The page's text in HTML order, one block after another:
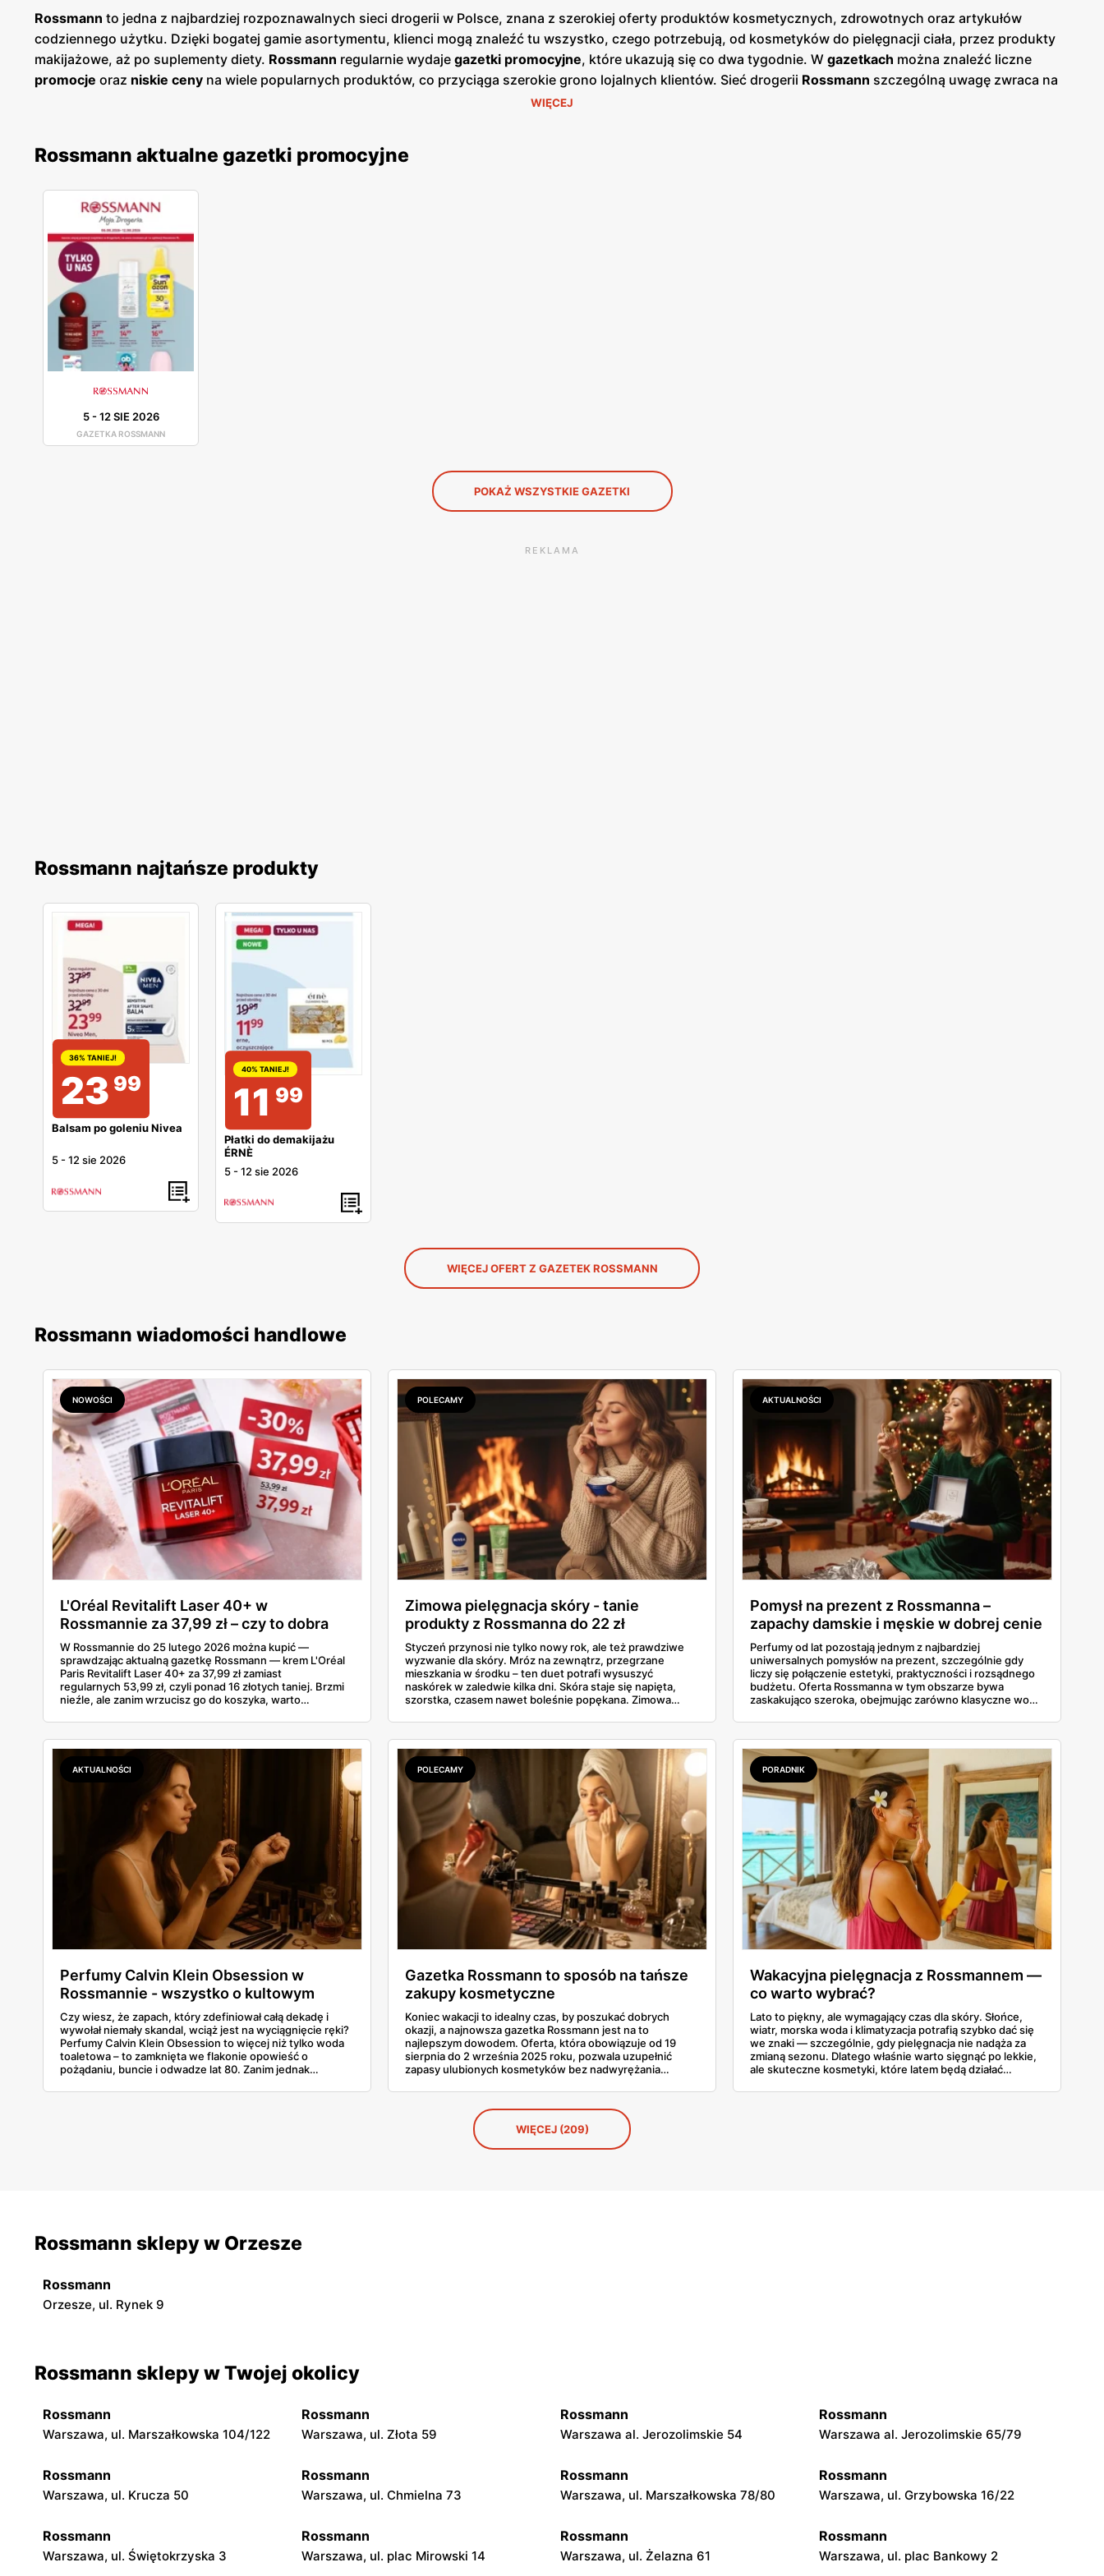
Rossmann to jedna z najbardziej rozpoznawalnych sieci drogerii w Polsce, znana z szerokiej oferty produktów kosmetycznych, zdrowotnych oraz artykułów
codziennego użytku. Dzięki bogatej gamie asortymentu, klienci mogą znaleźć tu wszystko, czego potrzebują, od kosmetyków do pielęgnacji ciała, przez produkty
makijażowe, aż po suplementy diety. Rossmann regularnie wydaje gazetki promocyjne, które ukazują się co dwa tygodnie. W gazetkach można znaleźć liczne
promocje oraz niskie ceny na wiele popularnych produktów, co przyciąga szerokie grono lojalnych klientów. Sieć drogerii Rossmann szczególną uwagę zwraca na
jakość i różnorodność oferowanych produktów. Asortyment obejmuje zarówno znane marki międzynarodowe, jak i lokalne, polskie produkty, co stanowi istotny
częstym akcjom promocyjnym, klienci mogą cieszyć się wysokiej jakości produktami w przystępnych cenach. Warto także wspomnieć o programie lojalnościowym
zarówno w dużych miastach, jak i mniejszych miejscowościach. Komfort zakupów podnosi także możliwość skorzystania z aplikacji mobilnej, która umożliwia
przeglądanie aktualnych
pozostaje liderem na rynku drogerii w Polsce.
WIĘCEJ
Rossmann aktualne gazetki promocyjne
5-12 SIE 2026
GAZETKA ROSSMANN
POKAŻ WSZYSTKIE GAZETKI
REKLAMA
Rossmann najtańsze produkty
36% TANIEJ!
23 99
Balsam po goleniu Nivea
5 -12 sie 2026
40% TANIEJ!
11 99
Płatki do demakijażu
ÉRNÈ
5 -12 sie 2026
WIĘCEJ OFERT Z GAZETEK ROSSMANN
Rossmann wiadomości handlowe
NOWOŚCI
L'Oréal Revitalift Laser 40+ w
Rossmannie za 37,99 zł – czy to dobra
okazja?
W Rossmannie do 25 lutego 2026 można kupić —
sprawdzając aktualną gazetkę Rossmann — krem L'Oréal
Paris Revitalift Laser 40+ za 37,99 zł zamiast
regularnych 53,99 zł, czyli ponad 16 złotych taniej. Brzmi
nieźle, ale zanim wrzucisz go do koszyka, warto
co oferuje rynek kremów przeciwzmarszczkowych 40+.
Bo czasem „promocja" to tylko lepiej opakowany zwykły
cennik.
POLECAMY
Zimowa pielęgnacja skóry - tanie
produkty z Rossmanna do 22 zł
Styczeń przynosi nie tylko nowy rok, ale też prawdziwe
wyzwanie dla skóry. Mróz na zewnątrz, przegrzane
mieszkania w środku – ten duet potrafi wysuszyć
naskórek w zaledwie kilka dni. Skóra staje się napięta,
szorstka, czasem nawet boleśnie popękana. Zimowa
gazetce Rossmanna (31.12.2025 - 07.01.2026) znajdziesz
sprawdzone kosmetyki poniżej 22 złotych, które
skutecznie ochronią dłonie, twarz, ciało i usta przed
skutkami mroźnej aury.
AKTUALNOŚCI
Pomysł na prezent z Rossmanna –
zapachy damskie i męskie w dobrej cenie
Perfumy od lat pozostają jednym z najbardziej
uniwersalnych pomysłów na prezent, szczególnie gdy
liczy się połączenie estetyki, praktyczności i rozsądnego
budżetu. Oferta Rossmanna w tym obszarze bywa
zaskakująco szeroka, obejmując zarówno klasyczne wody
zapachowe dla kobiet oraz mężczyzn. W aktualnych
promocjach pojawiają się marki dobrze znane, ale też
mniej oczywiste propozycje, które często sprawdzają się
właśnie w roli prezentu — neutralnego, a jednocześnie
niepozbawionego charakteru.
AKTUALNOŚCI
Perfumy Calvin Klein Obsession w
Rossmannie - wszystko o kultowym
zapachu
Czy wiesz, że zapach, który zdefiniował całą dekadę i
wywołał niemały skandal, wciąż jest na wyciągnięcie ręki?
Perfumy Calvin Klein Obsession to więcej niż tylko woda
toaletowa – to zamknięta we flakonie opowieść o
pożądaniu, buncie i odwadze lat 80. Zanim jednak
chwilę. Ten artykuł zabierze Cię w podróż w czasie,
POLECAMY
Gazetka Rossmann to sposób na tańsze
zakupy kosmetyczne
Koniec wakacji to idealny czas, by poszukać dobrych
okazji, a najnowsza gazetka Rossmann jest na to
najlepszym dowodem. Oferta, która obowiązuje od 19
sierpnia do 2 września 2025 roku, pozwala uzupełnić
zapasy ulubionych kosmetyków bez nadwyrężania
festiwal rabatów. Przejrzałam ją od deski do deski i muszę
przyznać, że promocje na produkty do pielęgnacji włosów
po lecie, bestsellery do makijażu czy flakony znanych
perfum robią ogromne wrażenie. W tym artykule pokażę
wam, które okazje są absolutnie nie do przegapienia i co
PORADNIK
Wakacyjna pielęgnacja z Rossmannem —
co warto wybrać?
Lato to piękny, ale wymagający czas dla skóry. Słońce,
wiatr, morska woda i klimatyzacja potrafią szybko dać się
we znaki — szczególnie, gdy pielęgnacja nie nadąża za
zmianą sezonu. Dlatego właśnie warto sięgnąć po lekkie,
ale skuteczne kosmetyki, które latem będą działać
Rossmanna można znaleźć sporo takich produktów — od
WIĘCEJ (209)
Rossmann sklepy w Orzesze
Rossmann
Orzesze, ul. Rynek 9
Rossmann sklepy w Twojej okolicy
Rossmann
Warszawa, ul. Marszałkowska 104/122
Rossmann
Warszawa, ul. Złota 59
Rossmann
Warszawa al. Jerozolimskie 54
Rossmann
Warszawa al. Jerozolimskie 65/79
Rossmann
Warszawa, ul. Krucza 50
Rossmann
Warszawa, ul. Chmielna 73
Rossmann
Warszawa, ul. Marszałkowska 78/80
Rossmann
Warszawa, ul. Grzybowska 16/22
Rossmann
Warszawa, ul. Świętokrzyska 3
Rossmann
Warszawa, ul. plac Mirowski 14
Rossmann
Warszawa, ul. Żelazna 61
Rossmann
Warszawa, ul. plac Bankowy 2